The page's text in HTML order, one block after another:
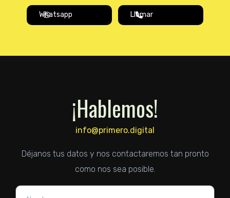
Whatsapp Llamar
¡Hablemos!
info@primero.digital
Déjanos tus datos y nos contactaremos tan pronto
como nos sea posible.